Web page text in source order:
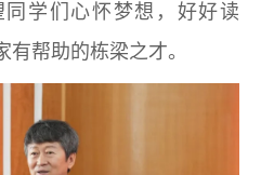
学们心怀梦想，好好读
帮助的栋梁之才。